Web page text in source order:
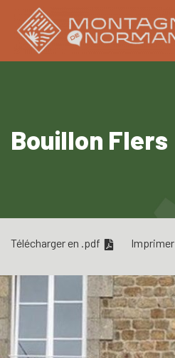
Bouillon Flers
Télécharger en .pdf Imprimer